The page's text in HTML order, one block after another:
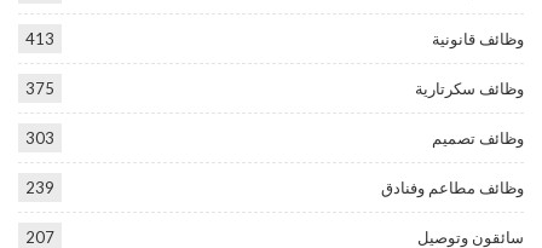
وظائف قانونية 413
وظائف سكرتارية 375
وظائف تصميم 303
وظائف مطاعم وفنادق 239
سائقون وتوصيل 207